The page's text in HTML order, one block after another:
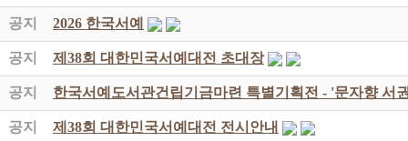
공지 2026 한국서예
공지 제38회 대한민국서예대전 초대장
공지 한국서예도서관건립기금마련 특별기획전 - '문자향 서
공지 제38회 대한민국서예대전 전시안내